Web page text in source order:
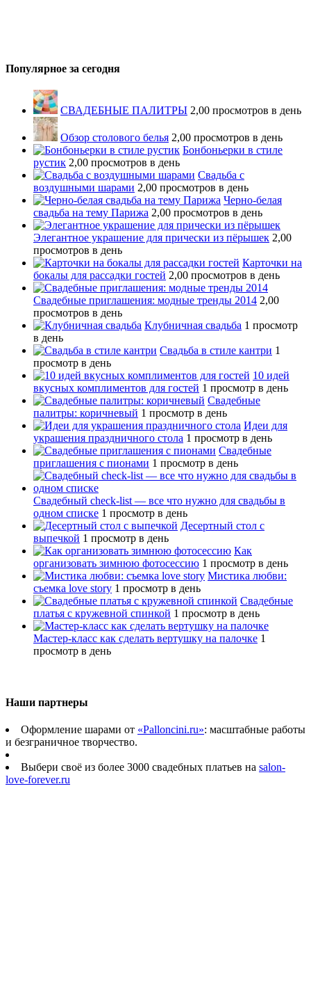
Популярное за сегодня
СВАДЕБНЫЕ ПАЛИТРЫ 2,00 просмотров в день
Обзор столового белья 2,00 просмотров в день
Бонбоньерки в стиле
рустик 2,00 просмотров в день
Свадьба с
воздушными шарами 2,00 просмотров в день
Черно-белая
свадьба на тему Парижа 2,00 просмотров в день
Элегантное украшение для прически из пёрышек 2,00
просмотров в день
Карточки на
бокалы для рассадки гостей 2,00 просмотров в день
Свадебные приглашения: модные тренды 2014 2,00
просмотров в день
Клубничная свадьба 1 просмотр
в день
Свадьба в стиле кантри 1
просмотр в день
10 идей
вкусных комплиментов для гостей 1 просмотр в день
Свадебные
палитры: коричневый 1 просмотр в день
Идеи для
украшения праздничного стола 1 просмотр в день
Свадебные
приглашения с пионами 1 просмотр в день
Свадебный сheck-list — все что нужно для свадьбы в
одном списке 1 просмотр в день
Десертный стол с
выпечкой 1 просмотр в день
Как
организовать зимнюю фотосессию 1 просмотр в день
Мистика любви:
съемка love story 1 просмотр в день
Свадебные
платья с кружевной спинкой 1 просмотр в день
Мастер-класс как сделать вертушку на палочке 1
просмотр в день
Наши партнеры
Оформление шарами от «Palloncini.ru»: масштабные работы
и безграничное творчество.
Выбери своё из более 3000 свадебных платьев на salon-
love-forever.ru